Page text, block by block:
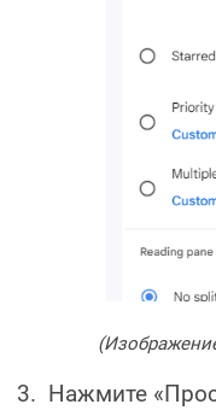
Нажмите